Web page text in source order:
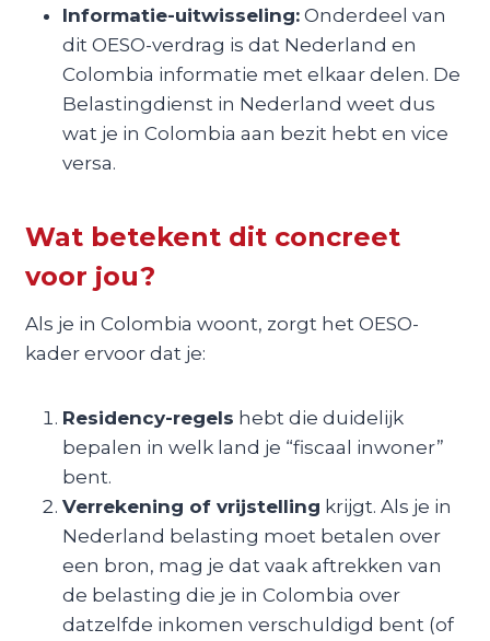
Informatie-uitwisseling:Onderdeel van
dit OESO-verdrag is dat Nederland en
Colombia informatie met elkaar delen. De
Belastingdienst in Nederland weet dus
wat je in Colombia aan bezit hebt en vice
versa.
Wat betekent dit concreet
voor jou?
Als je in Colombia woont, zorgt het OESO-
kader ervoor dat je:
Residency-regels hebt die duidelijk
bepalen in welk land je “fiscaal inwoner”
bent.
Verrekening of vrijstelling krijgt. Als je in
Nederland belasting moet betalen over
een bron, mag je dat vaak aftrekken van
de belasting die je in Colombia over
datzelfde inkomen verschuldigd bent (of